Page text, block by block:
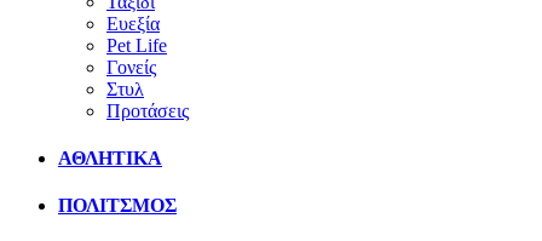
Ευεξία
Pet Life
Γονείς
Στυλ
Προτάσεις
ΑΘΛΗΤΙΚΑ
ΠΟΛΙΤΣΜΟΣ